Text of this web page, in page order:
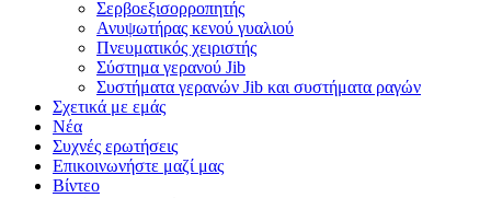
Σερβοεξισορροπητής
Ανυψωτήρας κενού γυαλιού
Πνευματικός χειριστής
Σύστημα γερανού Jib
Συστήματα γερανών Jib και συστήματα ραγών
Σχετικά με εμάς
Νέα
Συχνές ερωτήσεις
Επικοινωνήστε μαζί μας
Βίντεο